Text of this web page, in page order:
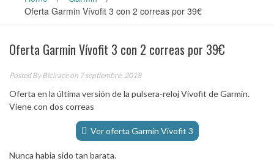
Oferta Garmin Vívofit 3 con 2 correas por 39€
Oferta Garmin Vívofit 3 con 2 correas por 39€
Posted ByBiciraceon 7 septiembre, 2018
Oferta en la última versión de la pulsera-reloj Vivofit de Garmin.
Viene con dos correas
Ver oferta Garmin Vivofit 3
Nunca habia sido tan barata.